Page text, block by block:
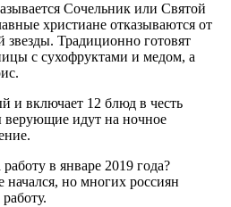
Сочельник или Святой
христиане отказываются от
Традиционно готовят
с сухофруктами и медом, а
и включает 12 блюд в честь
верующие идут на ночное
в январе 2019 года?
но многих россиян